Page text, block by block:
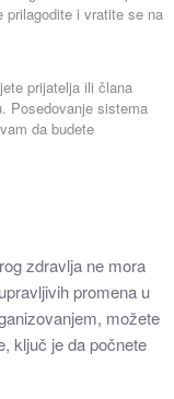
prilagodite i vratite se na
prijatelja ili člana
Posedovanje sistema
da budete
zdravlja ne mora
promena u
možete
ključ je da počnete